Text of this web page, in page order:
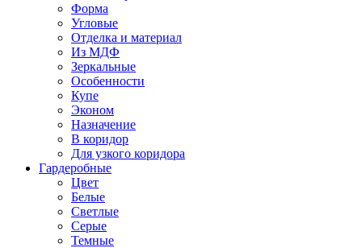
Форма
Угловые
Отделка и материал
Из МДФ
Зеркальные
Особенности
Купе
Эконом
Назначение
В коридор
Для узкого коридора
Гардеробные
Цвет
Белые
Светлые
Серые
Темные